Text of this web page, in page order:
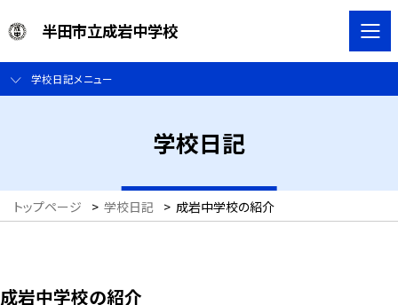
半田市立成岩中学校
学校日記メニュー
学校日記
トップページ > 学校日記 > 成岩中学校の紹介
成岩中学校の紹介